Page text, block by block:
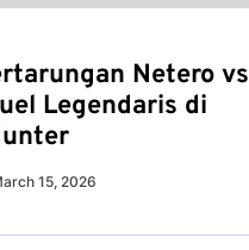
Netero vs
Legendaris di
15, 2026